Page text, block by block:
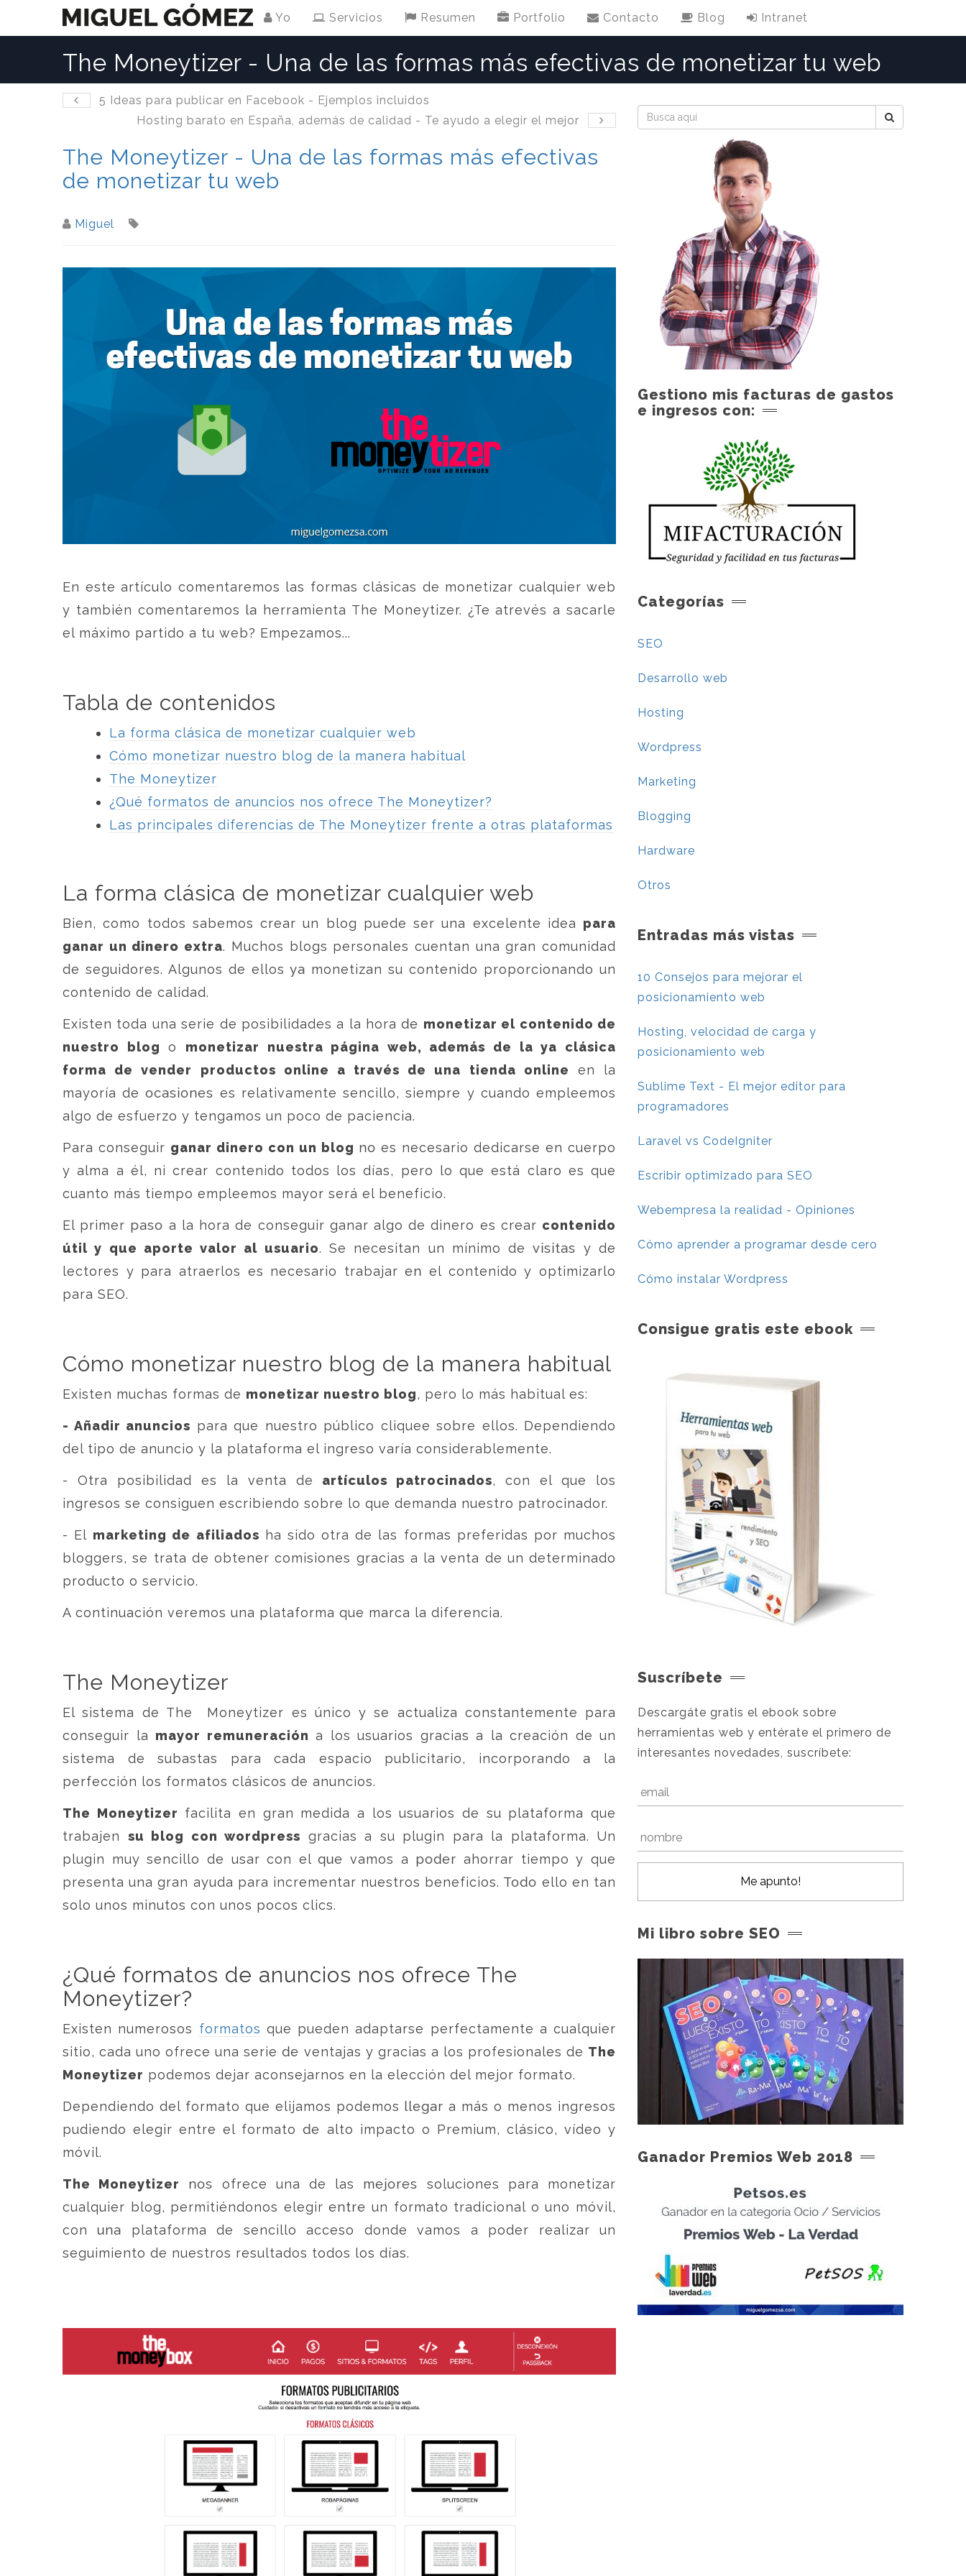
Yo Servicios Resumen Portfolio Contacto Blog Intranet
The Moneytizer - Una de las formas más efectivas de monetizar tu web
5 Ideas para publicar en Facebook - Ejemplos incluidos
Hosting barato en España, además de calidad - Te ayudo a elegir el mejor
The Moneytizer - Una de las formas más efectivas
de monetizar tu web
Miguel
En este artículo comentaremos las formas clásicas de monetizar cualquier web
y también comentaremos la herramienta The Moneytizer. ¿Te atrevés a sacarle
el máximo partido a tu web? Empezamos...
Tabla de contenidos
La forma clásica de monetizar cualquier web
Cómo monetizar nuestro blog de la manera habitual
The Moneytizer
¿Qué formatos de anuncios nos ofrece The Moneytizer?
Las principales diferencias de The Moneytizer frente a otras plataformas
La forma clásica de monetizar cualquier web
Bien, como todos sabemos crear un blog puede ser una excelente idea para
ganar un dinero extra. Muchos blogs personales cuentan una gran comunidad
de seguidores. Algunos de ellos ya monetizan su contenido proporcionando un
contenido de calidad.
Existen toda una serie de posibilidades a la hora de monetizar el contenido de
nuestro blog o monetizar nuestra página web, además de la ya clásica
forma de vender productos online a través de una tienda online en la
mayoría de ocasiones es relativamente sencillo, siempre y cuando empleemos
algo de esfuerzo y tengamos un poco de paciencia.
Para conseguir ganar dinero con un blog no es necesario dedicarse en cuerpo
y alma a él, ni crear contenido todos los días, pero lo que está claro es que
cuanto más tiempo empleemos mayor será el beneficio.
El primer paso a la hora de conseguir ganar algo de dinero es crear contenido
útil y que aporte valor al usuario. Se necesitan un mínimo de visitas y de
lectores y para atraerlos es necesario trabajar en el contenido y optimizarlo
para SEO.
Cómo monetizar nuestro blog de la manera habitual
Existen muchas formas de monetizar nuestro blog, pero lo más habitual es:
- Añadir anuncios para que nuestro público cliquee sobre ellos. Dependiendo
del tipo de anuncio y la plataforma el ingreso varía considerablemente.
- Otra posibilidad es la venta de artículos patrocinados, con el que los
ingresos se consiguen escribiendo sobre lo que demanda nuestro patrocinador.
- El marketing de afiliados ha sido otra de las formas preferidas por muchos
bloggers, se trata de obtener comisiones gracias a la venta de un determinado
producto o servicio.
A continuación veremos una plataforma que marca la diferencia.
The Moneytizer
El sistema de The Moneytizer es único y se actualiza constantemente para
conseguir la mayor remuneración a los usuarios gracias a la creación de un
sistema de subastas para cada espacio publicitario, incorporando a la
perfección los formatos clásicos de anuncios.
The Moneytizer facilita en gran medida a los usuarios de su plataforma que
trabajen su blog con wordpress gracias a su plugin para la plataforma. Un
plugin muy sencillo de usar con el que vamos a poder ahorrar tiempo y que
presenta una gran ayuda para incrementar nuestros beneficios. Todo ello en tan
solo unos minutos con unos pocos clics.
¿Qué formatos de anuncios nos ofrece The
Moneytizer?
Existen numerosos formatos que pueden adaptarse perfectamente a cualquier
sitio, cada uno ofrece una serie de ventajas y gracias a los profesionales de The
Moneytizer podemos dejar aconsejarnos en la elección del mejor formato.
Dependiendo del formato que elijamos podemos llegar a más o menos ingresos
pudiendo elegir entre el formato de alto impacto o Premium, clásico, vídeo y
móvil.
The Moneytizer
nos ofrece una de las mejores soluciones para monetizar
cualquier blog, permitiéndonos elegir entre un formato tradicional o uno móvil,
con una plataforma de sencillo acceso donde vamos a poder realizar un
seguimiento de nuestros resultados todos los días.
Gestiono mis facturas de gastos
e ingresos con:
Categorías
SEO
Desarrollo web
Hosting
Wordpress
Marketing
Blogging
Hardware
Otros
Entradas más vistas
10 Consejos para mejorar el
posicionamiento web
Hosting, velocidad de carga y
posicionamiento web
Sublime Text - El mejor editor para
programadores
Laravel vs CodeIgniter
Escribir optimizado para SEO
Webempresa la realidad - Opiniones
Cómo aprender a programar desde cero
Cómo instalar Wordpress
Consigue gratis este ebook
Suscríbete
Descargáte gratis el ebook sobre
herramientas web y entérate el primero de
interesantes novedades, suscríbete:
Mi libro sobre SEO
Ganador Premios Web 2018